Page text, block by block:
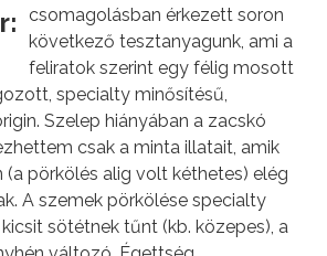
csomagolásban érkezett soron
következő tesztanyagunk, ami a
feliratok szerint egy félig mosott
specialty minősítésű,
Szelep hiányában a zacskó
csak a minta illatait, amik
pörkölés alig volt kéthetes) elég
A szemek pörkölése specialty
sötétnek tűnt (kb. közepes), a